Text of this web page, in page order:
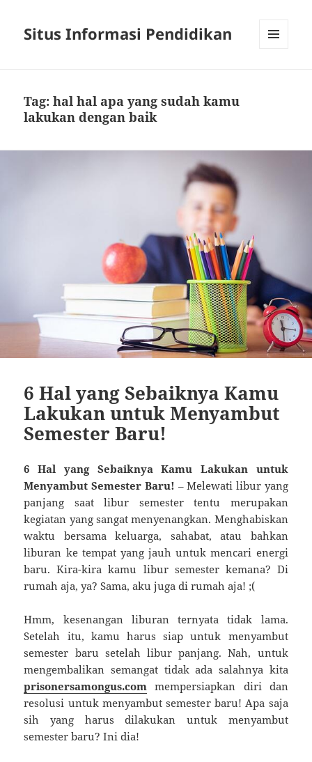
Situs Informasi Pendidikan
Tag:hal hal apa yang sudah kamu
lakukan dengan baik
6 Hal yang Sebaiknya Kamu
Lakukan untuk Menyambut
Semester Baru!
6 Hal yang Sebaiknya Kamu Lakukan untuk
Menyambut Semester Baru! – Melewati libur yang
panjang saat libur semester tentu merupakan
kegiatan yang sangat menyenangkan. Menghabiskan
waktu bersama keluarga, sahabat, atau bahkan
liburan ke tempat yang jauh untuk mencari energi
baru. Kira-kira kamu libur semester kemana? Di
rumah aja, ya? Sama, aku juga di rumah aja! ;(
Hmm, kesenangan liburan ternyata tidak lama.
Setelah itu, kamu harus siap untuk menyambut
semester baru setelah libur panjang. Nah, untuk
mengembalikan semangat tidak ada salahnya kita
prisonersamongus.com mempersiapkan diri dan
resolusi untuk menyambut semester baru! Apa saja
sih yang harus dilakukan untuk menyambut
semester baru? Ini dia!